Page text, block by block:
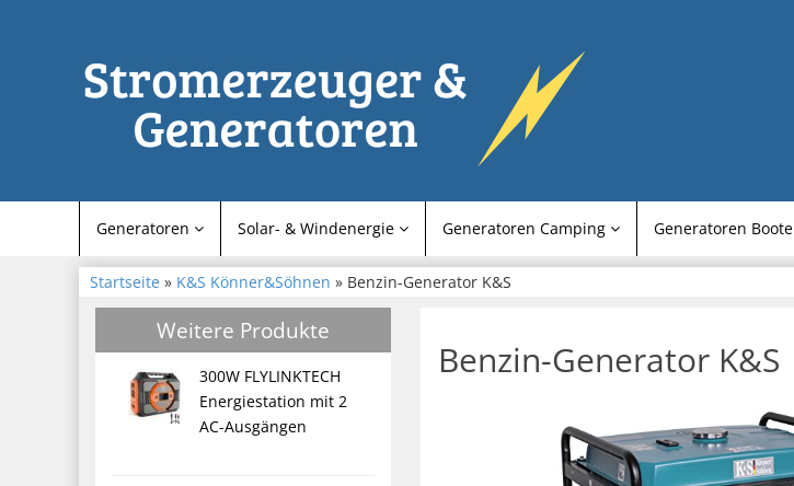
Generatoren Solar- & Windenergie Generatoren Camping Generatoren Boote
Startseite » K&S Könner&Söhnen » Benzin-Generator K&S
Weitere Produkte
300W FLYLINKTECH
Energiestation mit 2
AC-Ausgängen
Benzin-Generator K&S